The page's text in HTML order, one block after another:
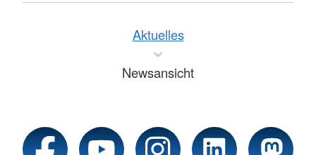
Aktuelles
Newsansicht